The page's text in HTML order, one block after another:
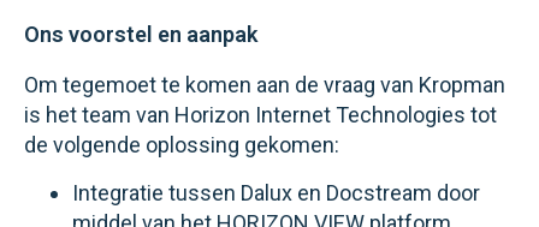
Ons voorstel en aanpak
Om tegemoet te komen aan de vraag van Kropman
is het team van Horizon Internet Technologies tot
de volgende oplossing gekomen:
Integratie tussen Dalux en Docstream door